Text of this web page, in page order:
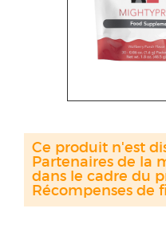
Ce produit n'est
Partenaires de la
dans le cadre du
Récompenses de